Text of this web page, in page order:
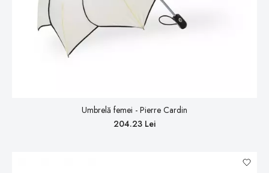
Umbrelă femei - Pierre Cardin
204.23 Lei